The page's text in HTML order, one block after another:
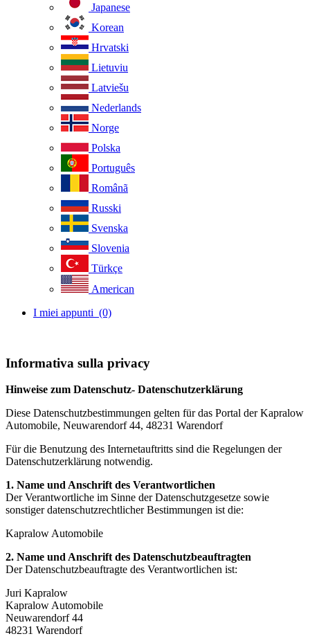
Japanese
Korean
Hrvatski
Lietuviu
Latviešu
Nederlands
Norge
Polska
Português
Românã
Russki
Svenska
Slovenia
Türkçe
American
I miei appunti (0)
Informativa sulla privacy
Hinweise zum Datenschutz- Datenschutzerklärung
Diese Datenschutzbestimmungen gelten für das Portal der Kapralow
Automobile, Neuwarendorf 44, 48231 Warendorf
Für die Benutzung des Internetauftritts sind die Regelungen der
Datenschutzerklärung notwendig.
1. Name und Anschrift des Verantwortlichen
Der Verantwortliche im Sinne der Datenschutzgesetze sowie
sonstiger datenschutzrechtlicher Bestimmungen ist die:
Kapralow Automobile
2. Name und Anschrift des Datenschutzbeauftragten
Der Datenschutzbeauftragte des Verantwortlichen ist:
Juri Kapralow
Kapralow Automobile
Neuwarendorf 44
48231 Warendorf